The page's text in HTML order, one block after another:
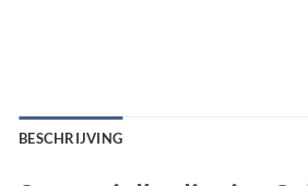
BESCHRIJVING